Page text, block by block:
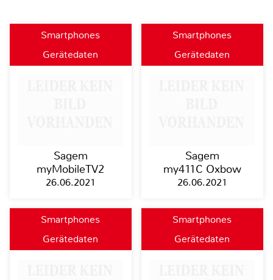
Smartphones
Gerätedaten
Sagem
myMobileTV2
26.06.2021
Smartphones
Gerätedaten
Sagem
my411C Oxbow
26.06.2021
Smartphones
Gerätedaten
Smartphones
Gerätedaten